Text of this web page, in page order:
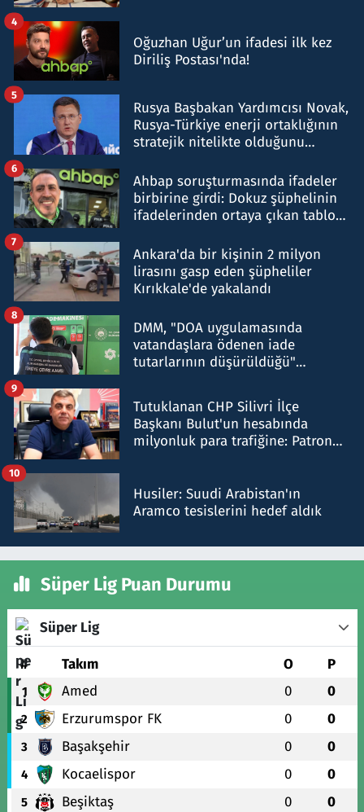
Oğuzhan Uğur’un ifadesi ilk kez
Diriliş Postası'nda!
4
Rusya Başbakan Yardımcısı Novak,
Rusya-Türkiye enerji ortaklığının
stratejik nitelikte olduğunu
5
Ahbap soruşturmasında ifadeler
birbirine girdi: Dokuz şüphelinin
ifadelerinden ortaya çıkan tablo
6
Ankara'da bir kişinin 2 milyon
lirasını gasp eden şüpheliler
Kırıkkale'de yakalandı
7
DMM, "DOA uygulamasında
vatandaşlara ödenen iade
tutarlarının düşürüldüğü"
8
Tutuklanan CHP Silivri İlçe
Başkanı Bulut'un hesabında
milyonluk para trafiğine: Patron
9
Husiler: Suudi Arabistan'ın
Aramco tesislerini hedef aldık
10
Süper Lig Puan Durumu
Süper Lig
# Takım O P
1 Amed 0 0
2 Erzurumspor FK 0 0
3 Başakşehir 0 0
4 Kocaelispor 0 0
5 Beşiktaş 0 0